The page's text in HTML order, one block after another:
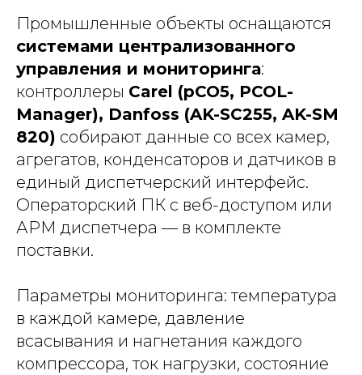
Промышленные объекты оснащаются
системами централизованного
управления и мониторинга:
контроллеры Carel (pCO5, PCOL-
Manager), Danfoss (AK-SC255, AK-SM
820) собирают данные со всех камер,
агрегатов, конденсаторов и датчиков в
единый диспетчерский интерфейс.
Операторский ПК с веб-доступом или
АРМ диспетчера — в комплекте
поставки.
Параметры мониторинга: температура
в каждой камере, давление
всасывания и нагнетания каждого
компрессора, ток нагрузки, состояние